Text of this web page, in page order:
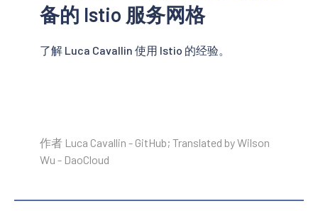
备的 Istio 服务网格
了解 Luca Cavallin 使用 Istio 的经验。
作者 Luca Cavallin - GitHub; Translated by Wilson
Wu - DaoCloud